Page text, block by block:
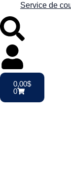
Service de
0,00$
0